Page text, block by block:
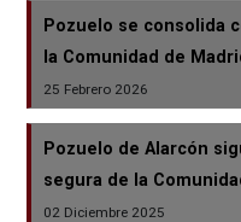
Pozuelo se consolida
la Comunidad de
25 Febrero 2026
Pozuelo de Alarcón
segura de la
02 Diciembre 2025